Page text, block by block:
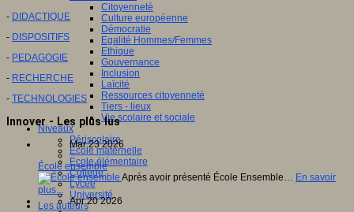
Citoyenneté
Culture européenne
Démocratie
Egalité Hommes/Femmes
Ethique
Gouvernance
Inclusion
Laïcité
Ressources citoyenneté
Tiers - lieux
Vie scolaire et sociale
Niveaux
Périscolaire
Ecole maternelle
Ecole élémentaire
Collège
Lycée
Université
Les auteurs
- DIDACTIQUE
- DISPOSITIFS
- PEDAGOGIE
- RECHERCHE
- TECHNOLOGIES
Innover - Les plus lus
Mar 23 2026
École ensemble
Après avoir présenté École Ensemble… En savoir
plus...
Apr 20 2026